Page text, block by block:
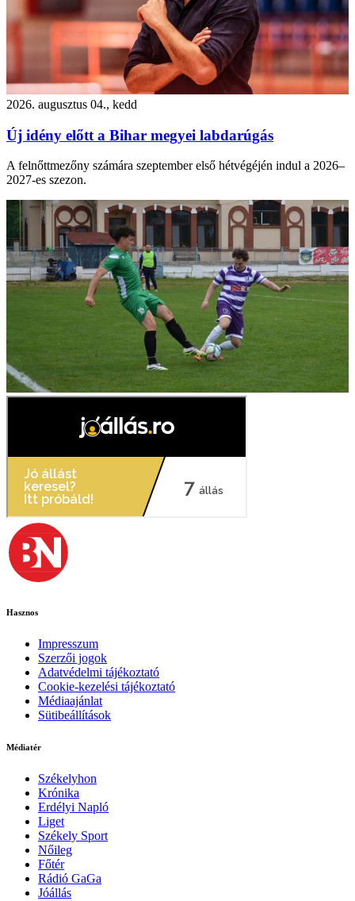
2026. augusztus 04., kedd
Új idény előtt a Bihar megyei labdarúgás
A felnőttmezőny számára szeptember első hétvégéjén indul a 2026–
2027-es szezon.
Hasznos
Impresszum
Szerzői jogok
Adatvédelmi tájékoztató
Cookie-kezelési tájékoztató
Médiaajánlat
Sütibeállítások
Médiatér
Székelyhon
Krónika
Erdélyi Napló
Liget
Székely Sport
Nőileg
Főtér
Rádió GaGa
Jóállás